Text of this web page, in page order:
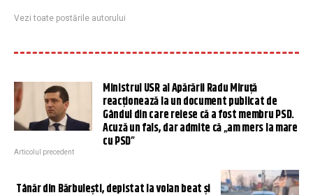
Vezi toate postările autorului
Ministrul USR al Apărării Radu Miruță
reacționează la un document publicat de
Gândul din care reiese că a fost membru PSD.
Acuză un fals, dar admite că „am mers la mare
cu PSD”
Articolul precedent
Tânăr din Bărbulești, depistat la volan beat şi